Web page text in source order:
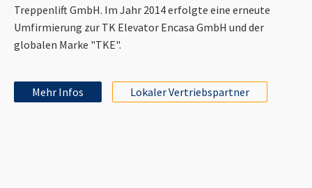
Treppenlift GmbH. Im Jahr 2014 erfolgte eine erneute
Umfirmierung zur TK Elevator Encasa GmbH und der
globalen Marke "TKE".
Mehr Infos Lokaler Vertriebspartner